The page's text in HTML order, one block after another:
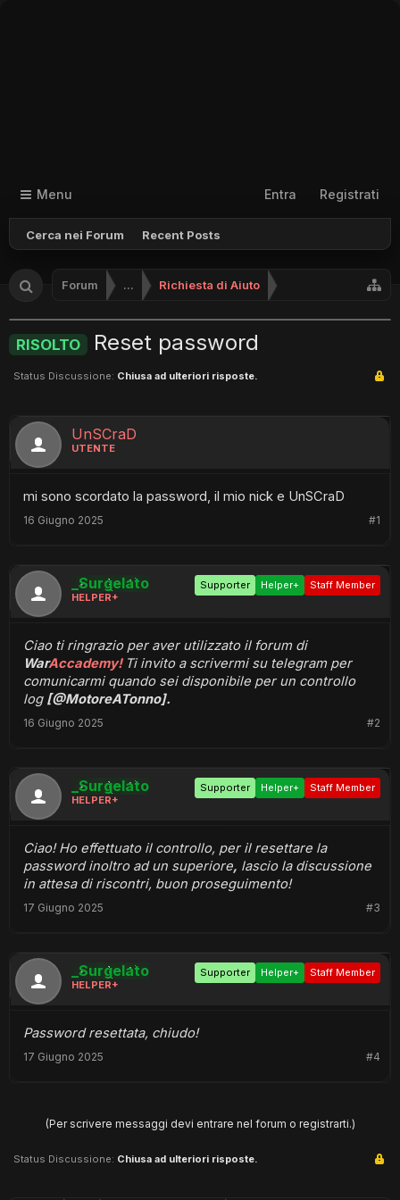
Menu
Cerca nei Forum Recent Posts
Entra Registrati
Forum ... Richiesta di Aiuto
RISOLTO Reset password
Status Discussione: Chiusa ad ulteriori risposte.
UnSCraD
UTENTE
mi sono scordato la password, il mio nick e UnSCraD
#1
16 Giugno 2025
_Surgelato
HELPER+
Staff Member
Helper+
Supporter
Ciao ti ringrazio per aver utilizzato il forum di
WarAccademy! Ti invito a scrivermi su telegram per
comunicarmi quando sei disponibile per un controllo
log [@MotoreATonno].
#2
16 Giugno 2025
_Surgelato
HELPER+
Staff Member
Helper+
Supporter
Ciao! Ho effettuato il controllo, per il resettare la
password inoltro ad un superiore, lascio la discussione
in attesa di riscontri, buon proseguimento!
#3
17 Giugno 2025
_Surgelato
HELPER+
Staff Member
Helper+
Supporter
Password resettata, chiudo!
#4
17 Giugno 2025
(Per scrivere messaggi devi entrare nel forum o registrarti.)
Status Discussione: Chiusa ad ulteriori risposte.